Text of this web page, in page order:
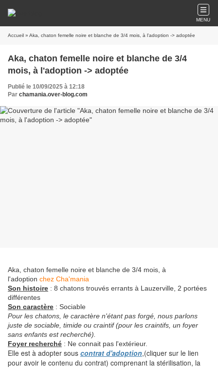
MENU
Accueil » Aka, chaton femelle noire et blanche de 3/4 mois, à l'adoption -> adoptée
Aka, chaton femelle noire et blanche de 3/4
mois, à l'adoption -> adoptée
Publié le 10/09/2025 à 12:18
Par chamania.over-blog.com
Aka, chaton femelle noire et blanche de 3/4 mois, à
l'adoption chez Cha'mania
Son histoire : 8 chatons trouvés errants à Lauzerville, 2 portées
différentes
Son caractère : Sociable
Pour les chatons, le caractère n'étant pas forgé, nous parlons
juste de sociable, timide ou craintif (pour les craintifs, un foyer
sans enfants est recherché).
Foyer recherché : Ne connait pas l'extérieur.
Elle est à adopter sous contrat d'adoption,(cliquer sur le lien
pour avoir le contenu du contrat) comprenant la stérilisation, la